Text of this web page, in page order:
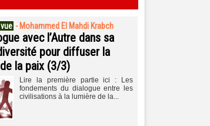
- Mohammed El Mahdi Krabch
avec l’Autre dans sa
pour diffuser la
la paix (3/3)
Lire la première partie ici : Les
fondements du dialogue entre les
civilisations à la lumière de la...